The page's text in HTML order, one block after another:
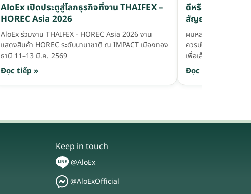
AloEx เปิดประตูสู่โลกธุรกิจที่งาน THAIFEX –
HOREC Asia 2026
AloEx ร่วมงาน THAIFEX - HOREC Asia 2026 งาน
แสดงสินค้า HOREC ระดับนานาชาติ ณ IMPACT เมืองทอง
ธานี 11–13 มี.ค. 2569
Đọc tiếp »
ดีหรือร้าย? เมื่อ
สัญญาณผมดกหรื
Follicle?
ผมหลายเส้นต่อรูคือ
ควรบำรุง Hair
เพื่อเส้นผมแข็งแรงขึ้น
Đọc tiếp »
Keep in touch
@AloEx
@AloExOfficial